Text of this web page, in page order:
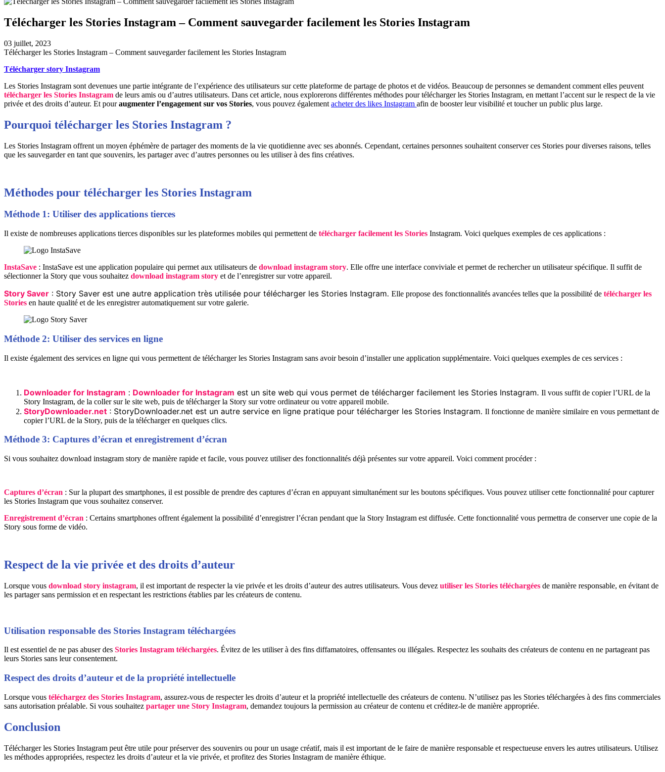
Télécharger les Stories Instagram – Comment sauvegarder facilement les Stories Instagram
03 juillet, 2023
Télécharger les Stories Instagram – Comment sauvegarder facilement les Stories Instagram
Télécharger story Instagram
Les Stories Instagram sont devenues une partie intégrante de l’expérience des utilisateurs sur cette plateforme de partage de photos et de vidéos. Beaucoup de personnes se demandent comment elles peuvent
télécharger les Stories Instagram de leurs amis ou d’autres utilisateurs. Dans cet article, nous explorerons différentes méthodes pour télécharger les Stories Instagram, en mettant l’accent sur le respect de la vie
privée et des droits d’auteur. Et pouraugmenter l’engagement sur vos Stories, vous pouvez également acheter des likes Instagram afin de booster leur visibilité et toucher un public plus large.
Pourquoi télécharger les Stories Instagram ?
Les Stories Instagram offrent un moyen éphémère de partager des moments de la vie quotidienne avec ses abonnés. Cependant, certaines personnes souhaitent conserver ces Stories pour diverses raisons, telles
que les sauvegarder en tant que souvenirs, les partager avec d’autres personnes ou les utiliser à des fins créatives.
Méthodes pour télécharger les Stories Instagram
Méthode 1: Utiliser des applications tierces
Il existe de nombreuses applications tierces disponibles sur les plateformes mobiles qui permettent de télécharger facilement les Stories Instagram. Voici quelques exemples de ces applications :
InstaSave : InstaSave est une application populaire qui permet aux utilisateurs de download instagram story. Elle offre une interface conviviale et permet de rechercher un utilisateur spécifique. Il suffit de
sélectionner la Story que vous souhaitez download instagram story et de l’enregistrer sur votre appareil.
Story Saver : Story Saver est une autre application très utilisée pour télécharger les Stories Instagram. Elle propose des fonctionnalités avancées telles que la possibilité de télécharger les
Stories en haute qualité et de les enregistrer automatiquement sur votre galerie.
Méthode 2: Utiliser des services en ligne
Il existe également des services en ligne qui vous permettent de télécharger les Stories Instagram sans avoir besoin d’installer une application supplémentaire. Voici quelques exemples de ces services :
Downloader for Instagram : Downloader for Instagram est un site web qui vous permet de télécharger facilement les Stories Instagram. Il vous suffit de copier l’URL de la
Story Instagram, de la coller sur le site web, puis de télécharger la Story sur votre ordinateur ou votre appareil mobile.
StoryDownloader.net : StoryDownloader.net est un autre service en ligne pratique pour télécharger les Stories Instagram. Il fonctionne de manière similaire en vous permettant de
copier l’URL de la Story, puis de la télécharger en quelques clics.
Méthode 3: Captures d’écran et enregistrement d’écran
Si vous souhaitez download instagram story de manière rapide et facile, vous pouvez utiliser des fonctionnalités déjà présentes sur votre appareil. Voici comment procéder :
Captures d’écran : Sur la plupart des smartphones, il est possible de prendre des captures d’écran en appuyant simultanément sur les boutons spécifiques. Vous pouvez utiliser cette fonctionnalité pour capturer
les Stories Instagram que vous souhaitez conserver.
Enregistrement d’écran : Certains smartphones offrent également la possibilité d’enregistrer l’écran pendant que la Story Instagram est diffusée. Cette fonctionnalité vous permettra de conserver une copie de la
Story sous forme de vidéo.
Respect de la vie privée et des droits d’auteur
Lorsque vous download story instagram, il est important de respecter la vie privée et les droits d’auteur des autres utilisateurs. Vous devez utiliser les Stories téléchargées de manière responsable, en évitant de
les partager sans permission et en respectant les restrictions établies par les créateurs de contenu.
Utilisation responsable des Stories Instagram téléchargées
Il est essentiel de ne pas abuser des Stories Instagram téléchargées. Évitez de les utiliser à des fins diffamatoires, offensantes ou illégales. Respectez les souhaits des créateurs de contenu en ne partageant pas
leurs Stories sans leur consentement.
Respect des droits d’auteur et de la propriété intellectuelle
Lorsque vous téléchargez des Stories Instagram, assurez-vous de respecter les droits d’auteur et la propriété intellectuelle des créateurs de contenu. N’utilisez pas les Stories téléchargées à des fins commerciales
sans autorisation préalable. Si vous souhaitez partager une Story Instagram, demandez toujours la permission au créateur de contenu et créditez-le de manière appropriée.
Conclusion
Télécharger les Stories Instagram peut être utile pour préserver des souvenirs ou pour un usage créatif, mais il est important de le faire de manière responsable et respectueuse envers les autres utilisateurs. Utilisez
les méthodes appropriées, respectez les droits d’auteur et la vie privée, et profitez des Stories Instagram de manière éthique.